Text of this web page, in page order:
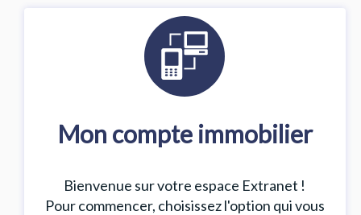
Mon compte immobilier
Bienvenue sur votre espace Extranet !
Pour commencer, choisissez l'option qui vous